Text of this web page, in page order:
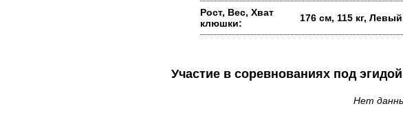
Рост, Вес, Хват
клюшки:
176 см, 115 кг,
Участие в соревнованиях под
Нет